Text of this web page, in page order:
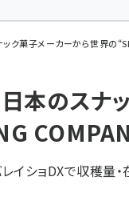
ック菓子メーカーから世界の
本のスナ
イショDXで収穫量